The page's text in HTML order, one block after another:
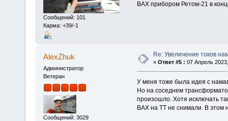
Сообщений: 101
Карма: +39/-1
ВАХ прибором Ретом-21 в
AlexZhuk
Администратор
Ветеран
Сообщений: 3029
Re: Увеличение токов
« Ответ #5 : 07 Апрель
У меня тоже была идея с
Но на соседнем
произошло. Хотя исключать
ВАХ на ТТ не снимали. В этом